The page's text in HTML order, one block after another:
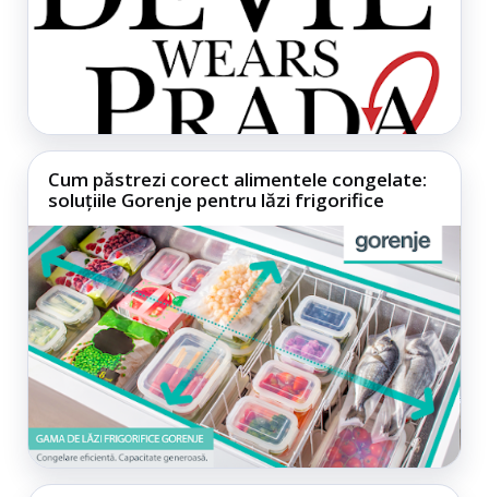
Cum păstrezi corect alimentele congelate:
soluțiile Gorenje pentru lăzi frigorifice